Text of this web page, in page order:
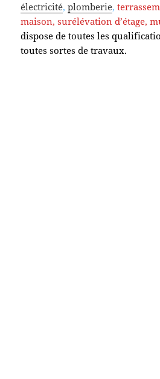
électricité,plomberie,
maison, surélévation d’étage,
dispose de toutes les
toutes sortes de travaux.